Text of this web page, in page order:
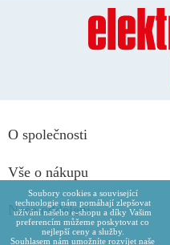
O společnosti
Vše o nákupu
Naše oddělení
Soubory cookies a související
technologie nám pomáhají zlepšovat
užívání našeho e-shopu a díky Vašim
preferencím můžeme poskytovat co
nejlepší ceny a služby.
Souhlasem nám umožníte rozvíjet naše